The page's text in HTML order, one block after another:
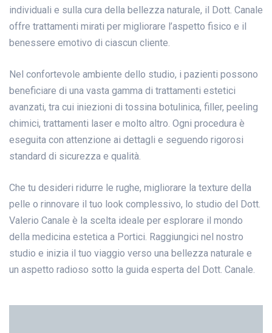
individuali e sulla cura della bellezza naturale, il Dott. Canale
offre trattamenti mirati per migliorare l’aspetto fisico e il
benessere emotivo di ciascun cliente.
Nel confortevole ambiente dello studio, i pazienti possono
beneficiare di una vasta gamma di trattamenti estetici
avanzati, tra cui iniezioni di tossina botulinica, filler, peeling
chimici, trattamenti laser e molto altro. Ogni procedura è
eseguita con attenzione ai dettagli e seguendo rigorosi
standard di sicurezza e qualità.
Che tu desideri ridurre le rughe, migliorare la texture della
pelle o rinnovare il tuo look complessivo, lo studio del Dott.
Valerio Canale è la scelta ideale per esplorare il mondo
della medicina estetica a Portici. Raggiungici nel nostro
studio e inizia il tuo viaggio verso una bellezza naturale e
un aspetto radioso sotto la guida esperta del Dott. Canale.